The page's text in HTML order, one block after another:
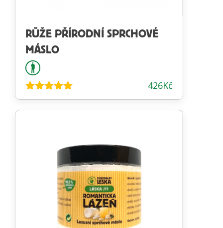
RŮŽE PŘÍRODNÍ SPRCHOVÉ
MÁSLO
Hodnocení
426Kč